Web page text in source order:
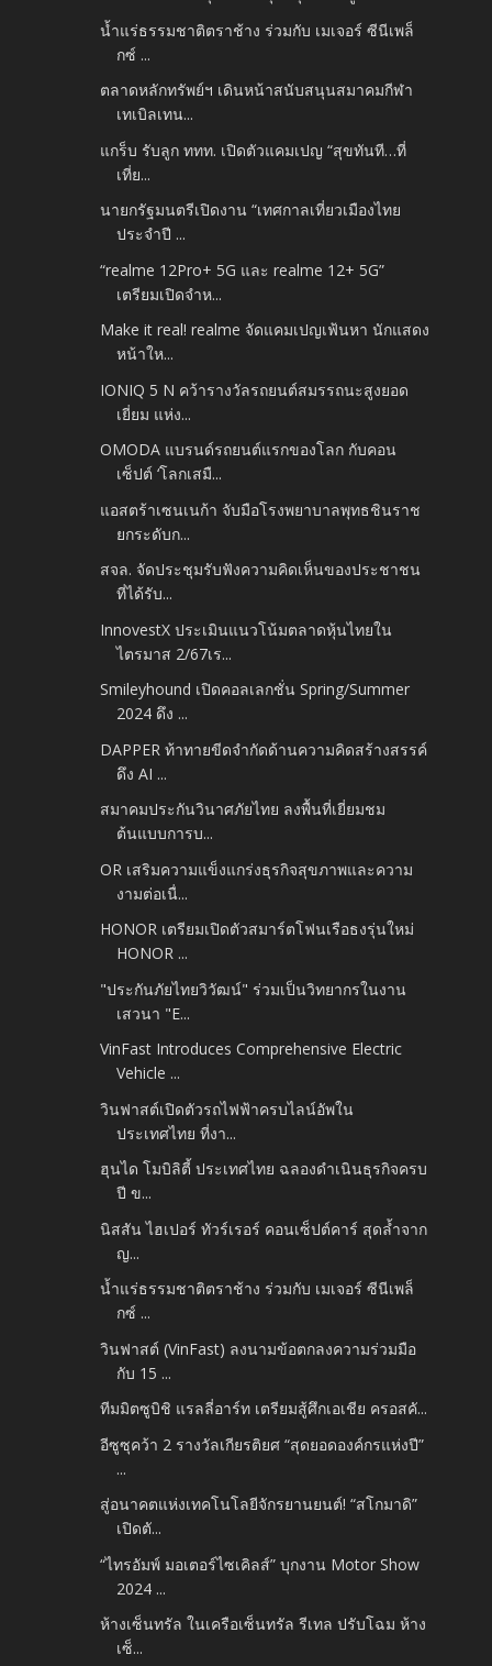
น้ำแร่ธรรมชาติตราช้าง ร่วมกับ เมเจอร์ ซีนีเพล็
กซ์ ...
ตลาดหลักทรัพย์ฯ เดินหน้าสนับสนุนสมาคมกีฬา
เทเบิลเทน...
แกร็บ รับลูก ททท. เปิดตัวแคมเปญ “สุขทันที…ที่
เที่ย...
นายกรัฐมนตรีเปิดงาน “เทศกาลเที่ยวเมืองไทย
ประจำปี ...
“realme 12Pro+ 5G และ realme 12+ 5G”
เตรียมเปิดจำห...
Make it real! realme จัดแคมเปญเฟ้นหา นักแสดง
หน้าให...
IONIQ 5 N คว้ารางวัลรถยนต์สมรรถนะสูงยอด
เยี่ยม แห่ง...
OMODA แบรนด์รถยนต์แรกของโลก กับคอน
เซ็ปต์ ‘โลกเสมื...
แอสตร้าเซนเนก้า จับมือโรงพยาบาลพุทธชินราช
ยกระดับก...
สจล. จัดประชุมรับฟังความคิดเห็นของประชาชน
ที่ได้รับ...
InnovestX ประเมินแนวโน้มตลาดหุ้นไทยใน
ไตรมาส 2/67เร...
Smileyhound เปิดคอลเลกชั่น Spring/Summer
2024 ดึง ...
DAPPER ท้าทายขีดจำกัดด้านความคิดสร้างสรรค์
ดึง AI ...
สมาคมประกันวินาศภัยไทย ลงพื้นที่เยี่ยมชม
ต้นแบบการบ...
OR เสริมความแข็งแกร่งธุรกิจสุขภาพและความ
งามต่อเนื่...
HONOR เตรียมเปิดตัวสมาร์ตโฟนเรือธงรุ่นใหม่
HONOR ...
"ประกันภัยไทยวิวัฒน์" ร่วมเป็นวิทยากรในงาน
เสวนา "E...
VinFast Introduces Comprehensive Electric
Vehicle ...
วินฟาสต์เปิดตัวรถไฟฟ้าครบไลน์อัพใน
ประเทศไทย ที่งา...
ฮุนได โมบิลิตี้ ประเทศไทย ฉลองดำเนินธุรกิจครบ
ปี ข...
นิสสัน ไฮเปอร์ ทัวร์เรอร์ คอนเซ็ปต์คาร์ สุดล้ำจาก
ญ...
น้ำแร่ธรรมชาติตราช้าง ร่วมกับ เมเจอร์ ซีนีเพล็
กซ์ ...
วินฟาสต์ (VinFast) ลงนามข้อตกลงความร่วมมือ
กับ 15 ...
ทีมมิตซูบิชิ แรลลี่อาร์ท เตรียมสู้ศึกเอเชีย ครอสคั...
อีซูซุคว้า 2 รางวัลเกียรติยศ “สุดยอดองค์กรแห่งปี”
...
สู่อนาคตแห่งเทคโนโลยีจักรยานยนต์! “สโกมาดิ”
เปิดตั...
“ไทรอัมพ์ มอเตอร์ไซเคิลส์” บุกงาน Motor Show
2024 ...
ห้างเซ็นทรัล ในเครือเซ็นทรัล รีเทล ปรับโฉม ห้าง
เซ็...